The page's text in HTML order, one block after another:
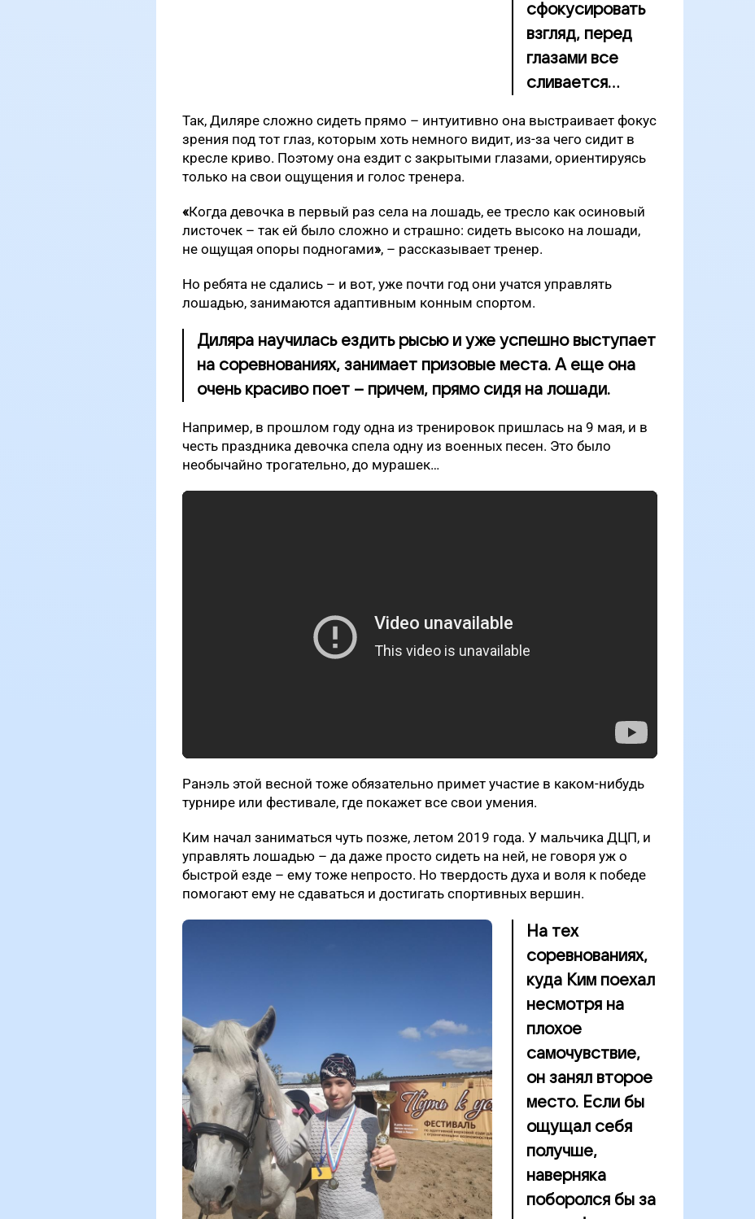
сфокусировать
взгляд, перед
глазами все
сливается...
Так, Диляре сложно сидеть прямо – интуитивно она выстраивает фокус
зрения под тот глаз, которым хоть немного видит, из-за чего сидит в
кресле криво. Поэтому она ездит с закрытыми глазами, ориентируясь
только на свои ощущения и голос тренера.
«Когда девочка в первый раз села на лошадь, ее тресло как осиновый
листочек – так ей было сложно и страшно: сидеть высоко на лошади,
не ощущая опоры подногами», – рассказывает тренер.
Но ребята не сдались – и вот, уже почти год они учатся управлять
лошадью, занимаются адаптивным конным спортом.
Диляра научилась ездить рысью и уже успешно выступает
на соревнованиях, занимает призовые места. А еще она
очень красиво поет – причем, прямо сидя на лошади.
Например, в прошлом году одна из тренировок пришлась на 9 мая, и в
честь праздника девочка спела одну из военных песен. Это было
необычайно трогательно, до мурашек…
Ранэль этой весной тоже обязательно примет участие в каком-нибудь
турнире или фестивале, где покажет все свои умения.
Ким начал заниматься чуть позже, летом 2019 года. У мальчика ДЦП, и
управлять лошадью – да даже просто сидеть на ней, не говоря уж о
быстрой езде – ему тоже непросто. Но твердость духа и воля к победе
помогают ему не сдаваться и достигать спортивных вершин.
На тех
соревнованиях,
куда Ким поехал
несмотря на
плохое
самочувствие,
он занял второе
место. Если бы
ощущал себя
получше,
наверняка
поборолся бы за